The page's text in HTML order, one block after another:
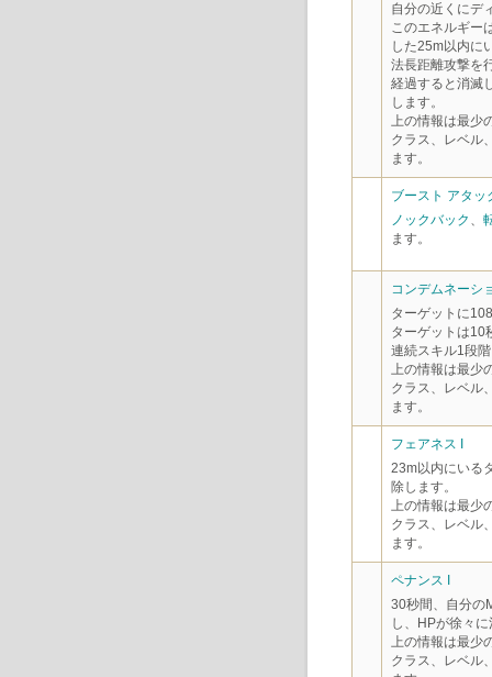
自分の近くにデ
このエネルギー
した25m以内に
法長距離攻撃を
経過すると消滅
します。
上の情報は最少
クラス、レベル
ます。
ブースト アタッ
ノックバック 、
ます。
コンデムネーシ
ターゲットに
ターゲットは10
連続スキル1段階
上の情報は最少
クラス、レベル
ます。
フェアネス I
23m以内にいる
除します。
上の情報は最少
クラス、レベル
ます。
ペナンス I
30秒間、自分の
し、HPが徐々
上の情報は最少
クラス、レベル